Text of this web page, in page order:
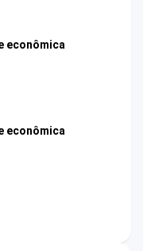
econômica
econômica